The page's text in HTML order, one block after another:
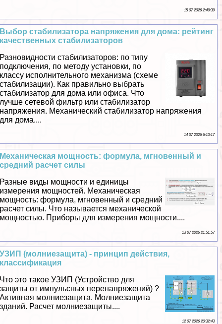
15 07 2026 2:49:39
Выбор стабилизатора напряжения для дома: рейтинг
качественных стабилизаторов
Разновидности стабилизаторов: по типу
подключения, по методу установки, по
классу исполнительного механизма (схеме
стабилизации). Как правильно выбрать
стабилизатор для дома или офиса. Что
лучше сетевой фильтр или стабилизатор
напряжения. Механический стабилизатор напряжения
для дома....
14 07 2026 6:10:17
Механическая мощность: формула, мгновенный и
средний расчет силы
Разные виды мощности и единицы
измерения мощностей. Механическая
мощность: формула, мгновенный и средний
расчет силы. Что называется механической
мощностью. Приборы для измерения мощности....
13 07 2026 21:51:57
УЗИП (молниезащита) - принцип действия,
классификация
Что это такое УЗИП (Устройство для
защиты от импульсных перенапряжений) ?
Активная молниезащита. Молниезащита
зданий. Расчет молниезащиты....
12 07 2026 20:32:43